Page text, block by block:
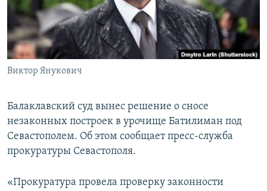
ПОБЕДИТЕЛЕЙ НЕ СУДЯТ?
КРЫМ.НЕПОКОРЕННЫЙ
ELIFBE
УКРАИНСКАЯ ПРОБЛЕМА КРЫМА
ПРИСОЕДИНЯЙТЕСЬ!
Виктор Янукович
Балаклавский суд вынес решение о сносе
незаконных построек в урочище Батилиман под
Севастополем. Об этом сообщает пресс-служба
прокуратуры Севастополя.
«Прокуратура провела проверку законности